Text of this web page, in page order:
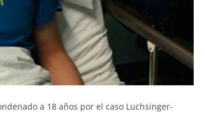
a 18 años por el caso Luchsinger-